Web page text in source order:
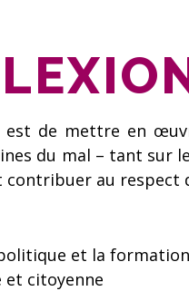
est de mettre en
du mal – tant
au respect
et la formation
et citoyenne